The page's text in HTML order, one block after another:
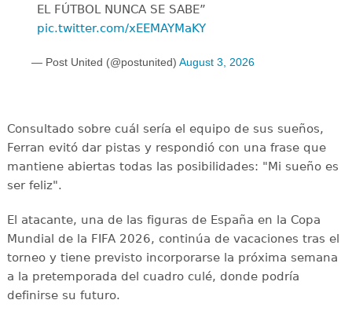
EL FÚTBOL NUNCA SE SABE”
pic.twitter.com/xEEMAYMaKY
— Post United (@postunited) August 3, 2026
Consultado sobre cuál sería el equipo de sus sueños,
Ferran evitó dar pistas y respondió con una frase que
mantiene abiertas todas las posibilidades: "Mi sueño es
ser feliz".
El atacante, una de las figuras de España en la Copa
Mundial de la FIFA 2026, continúa de vacaciones tras el
torneo y tiene previsto incorporarse la próxima semana
a la pretemporada del cuadro culé, donde podría
definirse su futuro.